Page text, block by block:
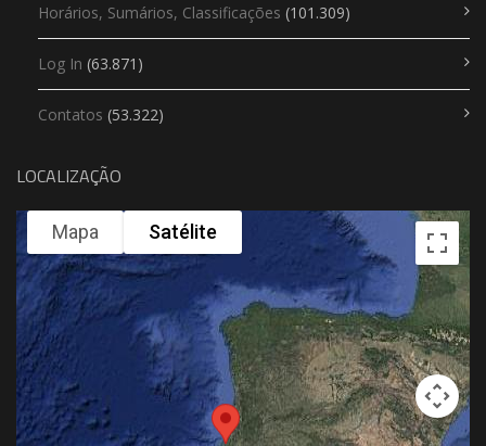
Horários, Sumários, Classificações (101.309)
Log In (63.871)
Contatos (53.322)
LOCALIZAÇÃO
Mapa Satélite